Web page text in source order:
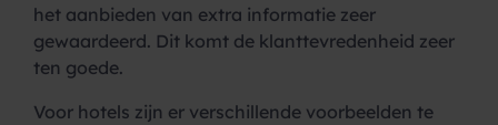
het aanbieden van extra informatie zeer
gewaardeerd. Dit komt de klanttevredenheid zeer
ten goede.
Voor hotels zijn er verschillende voorbeelden te